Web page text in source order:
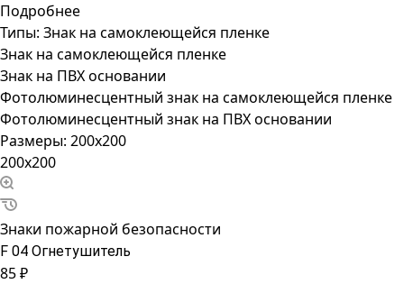
Подробнее
Типы: Знак на самоклеющейся пленке
Знак на самоклеющейся пленке
Знак на ПВХ основании
Фотолюминесцентный знак на самоклеющейся пленке
Фотолюминесцентный знак на ПВХ основании
Размеры: 200x200
200x200
Знаки пожарной безопасности
F 04 Огнетушитель
85 ₽